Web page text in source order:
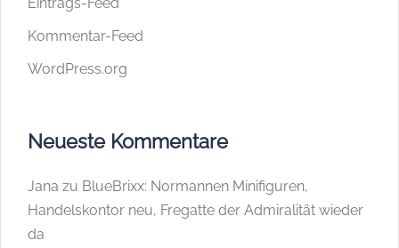
Kommentar-Feed
WordPress.org
Neueste Kommentare
Jana zu BlueBrixx: Normannen Minifiguren,
Handelskontor neu, Fregatte der Admiralität wieder
da